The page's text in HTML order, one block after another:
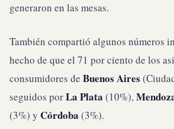
generaron en las mesas.
También compartió algunos números
hecho de que el 71 por ciento de los
consumidores de Buenos Aires
seguidos porLa Plata (10%),
(3%) y Córdoba (3%).